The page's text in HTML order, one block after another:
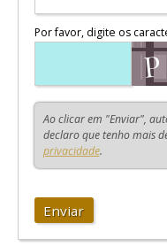
Por favor, digite os
Ao clicar em "Enviar",
declaro que tenho mais
privacidade.
Enviar